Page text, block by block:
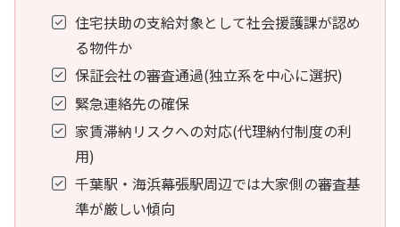
住宅扶助の支給対象として社会援護課が認め
る物件か
保証会社の審査通過(独立系を中心に選択)
緊急連絡先の確保
家賃滞納リスクへの対応(代理納付制度の利
用)
千葉駅・海浜幕張駅周辺では大家側の審査基
準が厳しい傾向